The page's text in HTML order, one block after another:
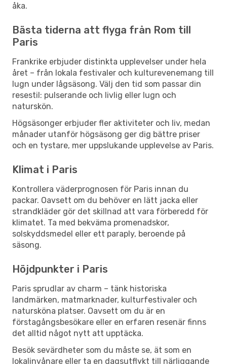
åka.
Bästa tiderna att flyga från Rom till
Paris
Frankrike erbjuder distinkta upplevelser under hela
året – från lokala festivaler och kulturevenemang till
lugn under lågsäsong. Välj den tid som passar din
resestil: pulserande och livlig eller lugn och
naturskön.
Högsäsonger erbjuder fler aktiviteter och liv, medan
månader utanför högsäsong ger dig bättre priser
och en tystare, mer uppslukande upplevelse av Paris.
Klimat i Paris
Kontrollera väderprognosen för Paris innan du
packar. Oavsett om du behöver en lätt jacka eller
strandkläder gör det skillnad att vara förberedd för
klimatet. Ta med bekväma promenadskor,
solskyddsmedel eller ett paraply, beroende på
säsong.
Höjdpunkter i Paris
Paris sprudlar av charm – tänk historiska
landmärken, matmarknader, kulturfestivaler och
natursköna platser. Oavsett om du är en
förstagångsbesökare eller en erfaren resenär finns
det alltid något nytt att upptäcka.
Besök sevärdheter som du måste se, ät som en
lokalinvånare eller ta en dagsutflykt till närliggande